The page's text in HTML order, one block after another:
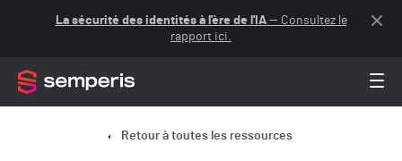
La sécurité des identités à l'ère de l'IA— Consultez le
rapport ici.
Retour à toutes les ressources